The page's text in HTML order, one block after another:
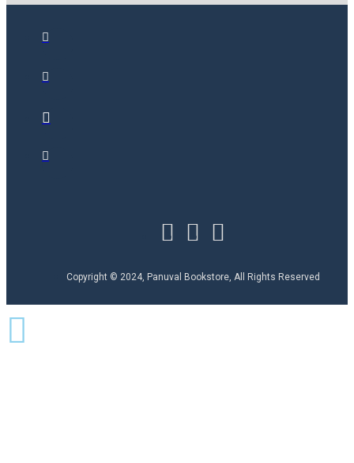
Copyright © 2024, Panuval Bookstore, All Rights Reserved